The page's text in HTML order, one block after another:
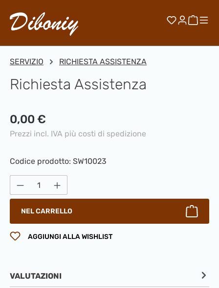
Passa al contenuto principale
Hai 0Il
SERVIZIO RICHIESTA ASSISTENZA
Richiesta Assistenza
Prezzo normale:
0,00 €
Prezzi incl. IVA più costi di spedizione
Codice prodotto: SW10023
Quantità del prodotto: inserisci la
NEL CARRELLO
AGGIUNGI ALLA WISHLIST
VALUTAZIONI